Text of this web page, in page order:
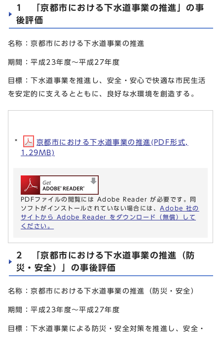
1 「京都市における下水道事業の推進」の事
後評価
名称：京都市における下水道事業の推進
期間：平成23年度～平成27年度
目標：下水道事業を推進し、安全・安心で快適な市民生活
を安定的に支えるとともに、良好な水環境を創造する。
京都市における下水道事業の推進(PDF形式,
1.29MB)
PDFファイルの閲覧には Adobe Reader が必要です。同
ソフトがインストールされていない場合には、 Adobe 社の
サイトから Adobe Reader をダウンロード（無償）して
ください。
2 「京都市における下水道事業の推進（防
災・安全）」の事後評価
名称：京都市における下水道事業の推進（防災・安全）
期間：平成23年度～平成27年度
目標：下水道事業による防災・安全対策を推進し、安全・